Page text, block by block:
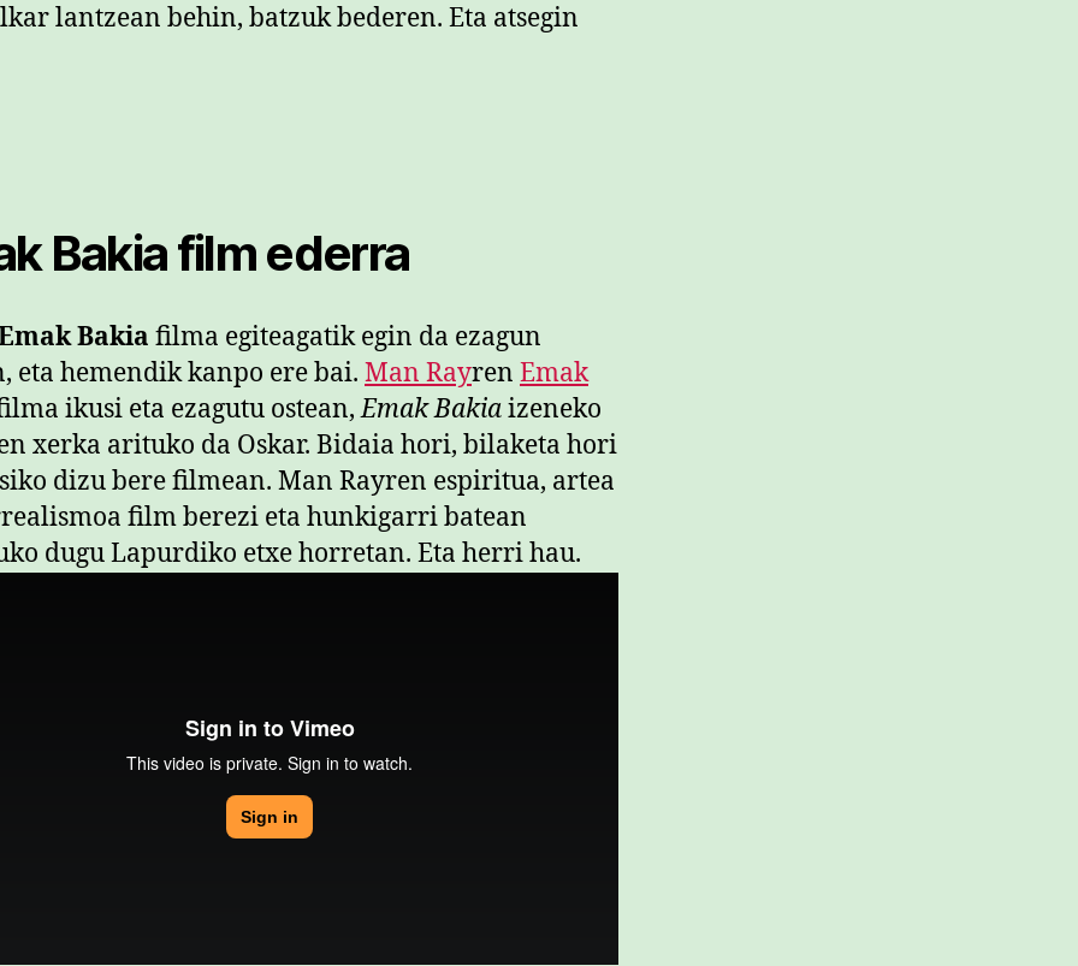
lantzean behin, batzuk bederen. Eta atsegin
Bakia film ederra
Bakia filma egiteagatik egin da ezagun
eta hemendik kanpo ere bai. Man Rayren Emak
ikusi eta ezagutu ostean,Emak Bakiaizeneko
xerka arituko da Oskar. Bidaia hori, bilaketa hori
dizu bere filmean. Man Rayren espiritua, artea
film berezi eta hunkigarri batean
dugu Lapurdiko etxe horretan. Eta herri hau.